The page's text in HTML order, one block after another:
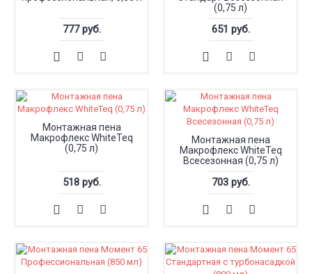
777 руб.
(0,75 л)
651 руб.
Монтажная пена
Макрофлекс WhiteTeq
(0,75 л)
518 руб.
Монтажная пена
Макрофлекс WhiteTeq
Всесезонная (0,75 л)
703 руб.